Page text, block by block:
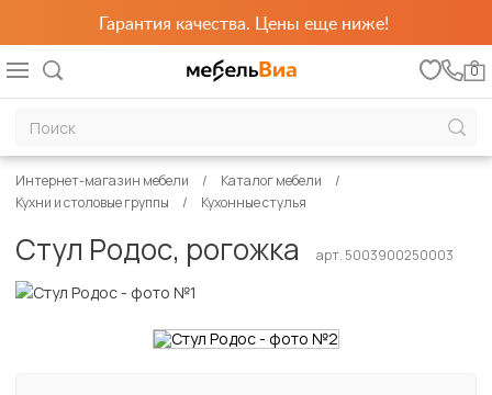
Гарантия качества. Цены еще ниже!
0
Интернет-магазин мебели
Каталог мебели
Кухни и столовые группы
Кухонные стулья
Стул Родос, рогожка арт. 5003900250003